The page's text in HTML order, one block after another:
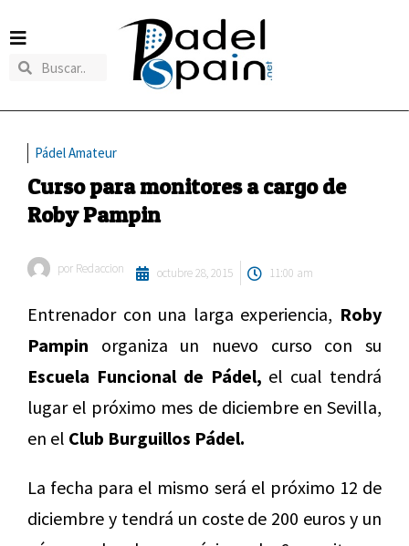
Pádel Amateur
Curso para monitores a cargo de
Roby Pampin
por Redaccion octubre 28, 2015 11:00 am
Entrenador con una larga experiencia, Roby
Pampin organiza un nuevo curso con su
Escuela Funcional de Pádel, el cual tendrá
lugar el próximo mes de diciembre en Sevilla,
en el Club Burguillos Pádel.
La fecha para el mismo será el próximo 12 de
diciembre y tendrá un coste de 200 euros y un